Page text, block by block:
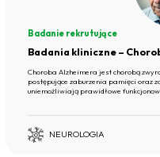
Badanie rekrutujące
Badania kliniczne –
Choroba Alzheimera jest chorobą
postępujące zaburzenia pamięci oraz
uniemożliwiają prawidłowe
NEUROLOGIA